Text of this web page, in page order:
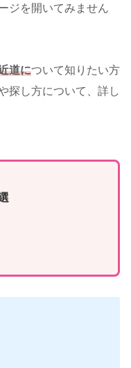
ジを開いてみません
道について知りたい方
探し方について、詳し